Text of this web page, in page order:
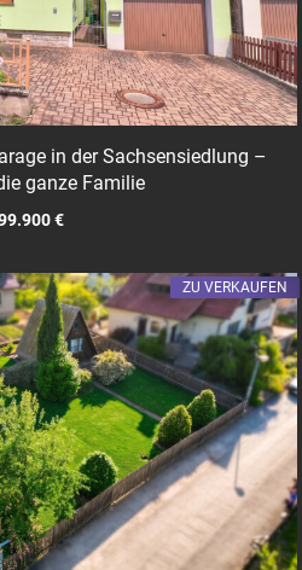
in der Sachsensiedlung –
ganze Familie
€
ZU VERKAUFEN